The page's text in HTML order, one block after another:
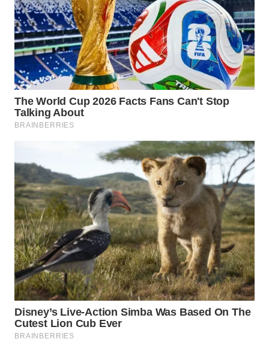
WN
TANGERANG
WN
BINJAI
WN
CIREBON
WN
KUNINGAN
WN
MAJALENGKA
WN
SUBANG
WN
SUKABUMI